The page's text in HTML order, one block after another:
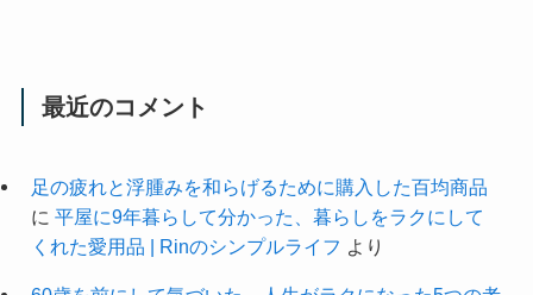
最近のコメント
足の疲れと浮腫みを和らげるために購入した百均商品
に 平屋に9年暮らして分かった、暮らしをラクにして
くれた愛用品 | Rinのシンプルライフ より